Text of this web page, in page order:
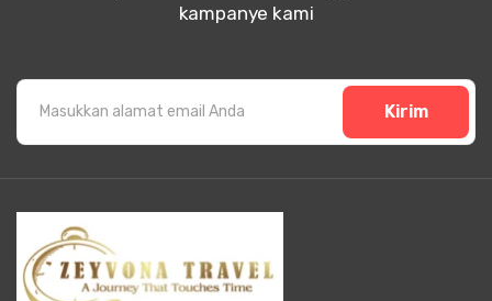
kampanye kami
Kirim